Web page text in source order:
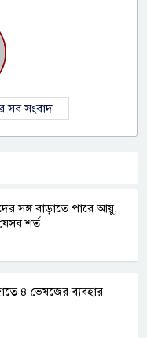
সব সংবাদ
সঙ্গ বাড়াতে পারে আয়ু,
শর্ত
৪ ভেষজের ব্যবহার